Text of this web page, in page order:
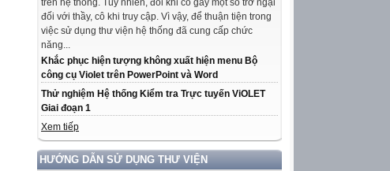
trên hệ thống. Tuy nhiên, đôi khi có gây một số trở ngại
đối với thầy, cô khi truy cập. Vì vậy, để thuận tiện trong
việc sử dụng thư viện hệ thống đã cung cấp chức
năng...
Khắc phục hiện tượng không xuất hiện menu Bộ
công cụ Violet trên PowerPoint và Word
Thử nghiệm Hệ thống Kiểm tra Trực tuyến ViOLET
Giai đoạn 1
Xem tiếp
HƯỚNG DẪN SỬ DỤNG THƯ VIỆN